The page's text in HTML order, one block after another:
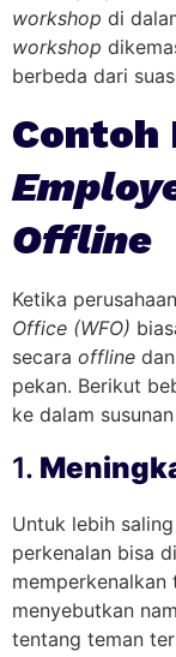
workshop di
workshop
berbeda dari
Contoh
Offline
Ketika
Office (WFO)
secara offline
pekan. Berikut
ke dalam
1.
Untuk lebih
perkenalan bisa
memperkenalkan
menyebutkan
tentang teman